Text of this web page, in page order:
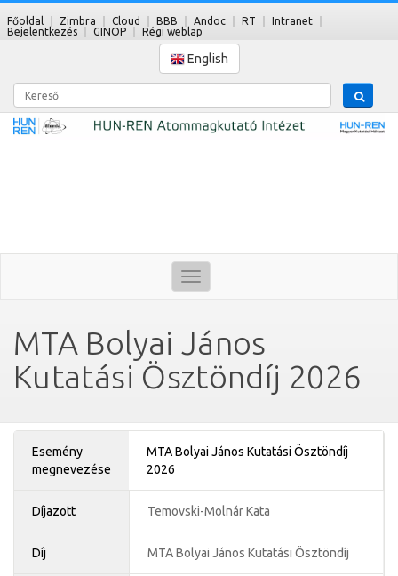
Főoldal Zimbra Cloud BBB Andoc RT
Intranet
Bejelentkezés
GINOP Régi weblap
English
Kereső
Toggle
navigation
MTA Bolyai János
Kutatási Ösztöndíj 2026
Esemény
megnevezése
MTA Bolyai János Kutatási Ösztöndíj
2026
Díjazott Temovski-Molnár Kata
Díj MTA Bolyai János Kutatási Ösztöndíj